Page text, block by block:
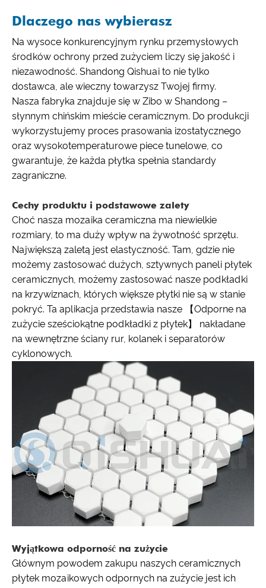
Dlaczego nas wybierasz
Na wysoce konkurencyjnym rynku przemysłowych
środków ochrony przed zużyciem liczy się jakość i
niezawodność. Shandong Qishuai to nie tylko
dostawca, ale wieczny towarzysz Twojej firmy.
Nasza fabryka znajduje się w Zibo w Shandong –
słynnym chińskim mieście ceramicznym. Do produkcji
wykorzystujemy proces prasowania izostatycznego
oraz wysokotemperaturowe piece tunelowe, co
gwarantuje, że każda płytka spełnia standardy
zagraniczne.
Cechy produktu i podstawowe zalety
Choć nasza mozaika ceramiczna ma niewielkie
rozmiary, to ma duży wpływ na żywotność sprzętu.
Największą zaletą jest elastyczność. Tam, gdzie nie
możemy zastosować dużych, sztywnych paneli płytek
ceramicznych, możemy zastosować nasze podkładki
na krzywiznach, których większe płytki nie są w stanie
pokryć. Ta aplikacja przedstawia nasze 【Odporne na
zużycie sześciokątne podkładki z płytek】 nakładane
na wewnętrzne ściany rur, kolanek i separatorów
cyklonowych.
Wyjątkowa odporność na zużycie
Głównym powodem zakupu naszych ceramicznych
płytek mozaikowych odpornych na zużycie jest ich